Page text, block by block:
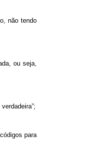
não tendo
ou seja,
para